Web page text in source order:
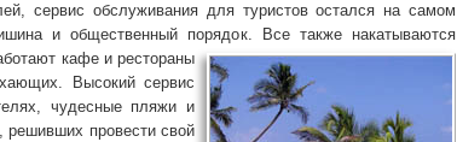
сервис обслуживания для туристов остался на самом
и общественный порядок. Все также накатываются
кафе и рестораны
Высокий сервис
чудесные пляжи и
решивших провести свой